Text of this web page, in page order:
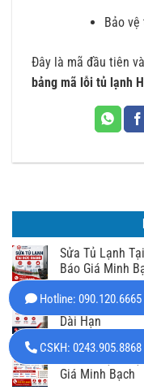
Bảo
Đây là mã đầu tiên
bảng mã lỗi tủ lạnh
Sửa Tủ Lạnh
Báo Giá Minh
Sửa Tủ Lạnh
Dài Hạn
Sửa Tủ Lạnh
Giá Minh Bạch
Hotline: 090.120.6665
CSKH: 0243.905.8868